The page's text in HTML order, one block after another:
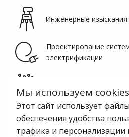
Инженерные изыскания
Проектирование
электрификации
Проектирование
гражданского
Мы используем cookies
Этот сайт использует
обеспечения удобства
трафика и персонализации